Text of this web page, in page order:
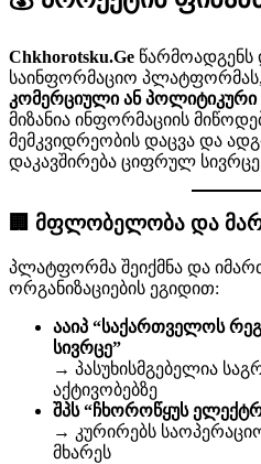
Chkhorotsku.Ge
საინფორმაციო
კომერციული ან პოლიტიკური
მიზანია ინფორმაციის
მემკვიდრეობის დაცვა და
დაკავშირება ციფრულ
🏢 მფლობელობა და
პლატფორმა შეიქმნა და
ორგანიზაციების ეგიდით:
ააიპ “საქართველოს
სივრცე”
→ პასუხისმგებელია
აქტივობებზე
შპს “ჩხოროწყუს
→ კურირებს
მხარეს